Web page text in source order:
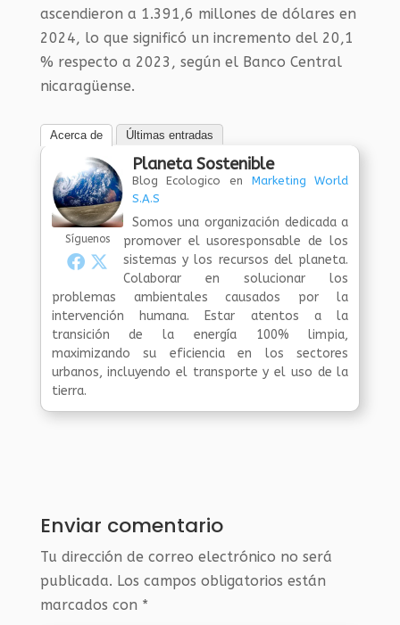
ascendieron a 1.391,6 millones de dólares en
2024, lo que significó un incremento del 20,1
% respecto a 2023, según el Banco Central
nicaragüense.
Acerca de Últimas entradas
Síguenos
Planeta Sostenible
Blog Ecologico en Marketing World
S.A.S
Somos una organización dedicada a
promover el usoresponsable de los
sistemas y los recursos del planeta.
Colaborar en solucionar los
problemas ambientales causados por la
intervención humana. Estar atentos a la
transición de la energía 100% limpia,
maximizando su eficiencia en los sectores
urbanos, incluyendo el transporte y el uso de la
tierra.
Enviar comentario
Tu dirección de correo electrónico no será
publicada. Los campos obligatorios están
marcados con *